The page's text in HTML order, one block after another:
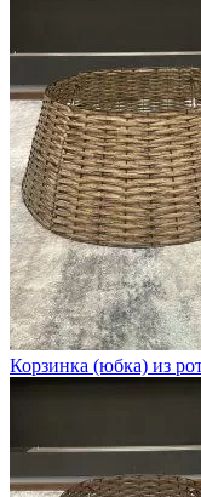
Корзинка (юбка) из